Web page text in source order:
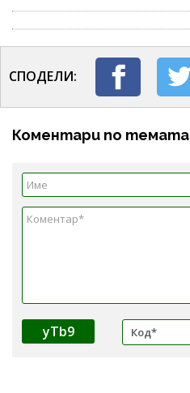
СПОДЕЛИ:
Коментари по темата
yTb9